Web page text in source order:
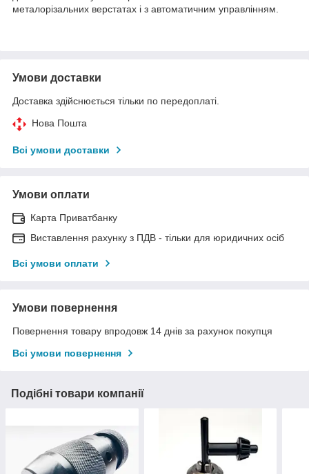
металорізальних верстатах і з автоматичним управлінням.
Умови доставки
Доставка здійснюється тільки по передоплаті.
Нова Пошта
Всі умови доставки
Умови оплати
Карта Приватбанку
Виставлення рахунку з ПДВ - тільки для юридичних осіб
Всі умови оплати
Умови повернення
Повернення товару впродовж 14 днів за рахунок покупця
Всі умови повернення
Подібні товари компанії